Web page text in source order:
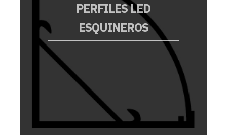
PERFILES LED
ESQUINEROS